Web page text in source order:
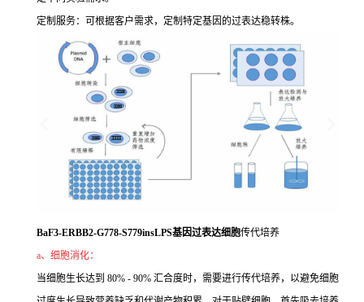
定制服务：可根据客户需求，定制特定基因的过表达稳转株。
BaF3-ERBB2-G778-S779insLPS基因过表达细胞传代培养
a、细胞消化：
当细胞生长达到 80% - 90% 汇合度时，需要进行传代培养，以避免细胞